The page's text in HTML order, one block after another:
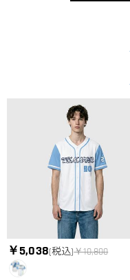
￥5,038(税込)￥10,800